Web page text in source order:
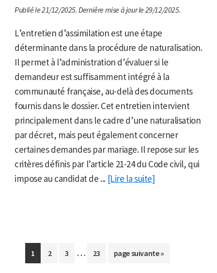
Publié le 21/12/2025. Dernière mise à jour le 29/12/2025.
L’entretien d’assimilation est une étape
déterminante dans la procédure de naturalisation.
Il permet à l’administration d’évaluer si le
demandeur est suffisamment intégré à la
communauté française, au-delà des documents
fournis dans le dossier. Cet entretien intervient
principalement dans le cadre d’une naturalisation
par décret, mais peut également concerner
certaines demandes par mariage. Il repose sur les
critères définis par l’article 21-24 du Code civil, qui
impose au candidat de ... [Lire la suite]
Aller
à
1
Aller
2
Aller
3
Pages
…
Aller
23
Aller
page suivante »